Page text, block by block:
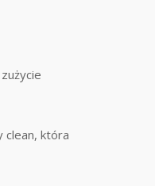
clean, która